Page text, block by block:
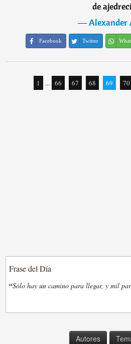
de
―Alexander
Facebook Twitter
1 ... 66 67 68 69 70
Frase del Día
“Sólo hay un camino para llegar, y mil
Autores